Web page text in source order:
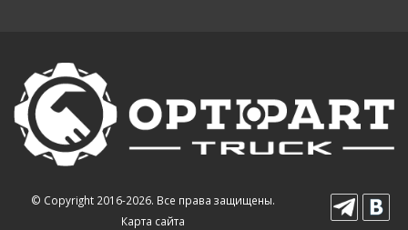
© Copyright 2016-2026. Все права защищены.
Карта сайта